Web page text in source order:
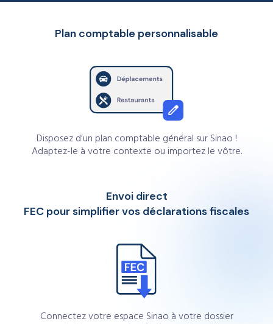
Plan comptable personnalisable
Disposez d’un plan comptable général sur Sinao !
Adaptez-le à votre contexte ou importez le vôtre.
Envoi direct
FEC pour simplifier vos déclarations fiscales
Connectez votre espace Sinao à votre dossier